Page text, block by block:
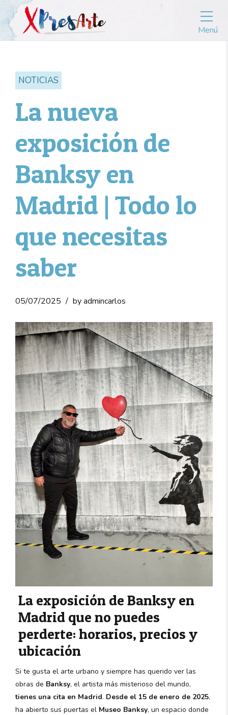
Menú
NOTICIAS
La nueva
exposición de
Banksy en
Madrid | Todo lo
que necesitas
saber
05/07/2025 by admincarlos
La exposición de Banksy en
Madrid que no puedes
perderte: horarios, precios y
ubicación
Si te gusta el arte urbano y siempre has querido ver las
obras de Banksy, el artista más misterioso del mundo,
tienes una cita en Madrid. Desde el 15 de enero de 2025,
ha abierto sus puertas el Museo Banksy, un espacio donde